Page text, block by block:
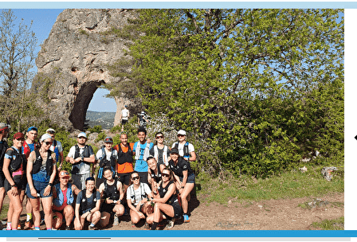
Exporter les lignes sélectionnées
Exporter toutes les colonnes
Exporter uniquement les colonnes affichées
Menu
<
>
L'équipe
Nos partenaires
Actualités
Calendrier
Photos
Newsletters